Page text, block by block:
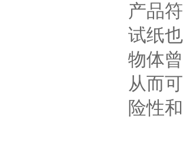
产品
试纸
物体
从而
险性